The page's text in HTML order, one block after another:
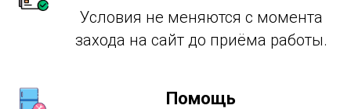
Условия не меняются с момента
захода на сайт до приёма работы.
Помощь